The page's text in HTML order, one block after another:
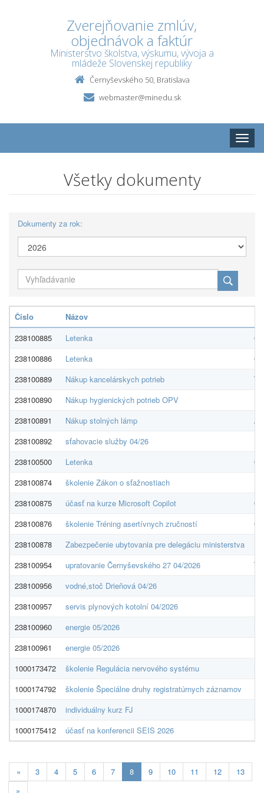
Zverejňovanie zmlúv,
objednávok a faktúr
Ministerstvo školstva, výskumu, vývoja a
mládeže Slovenskej republiky
Černyševského 50, Bratislava
webmaster@minedu.sk
Toggle
Všetky dokumenty
Dokumenty za rok:
Číslo Názov
238100885
Letenka
238100886
Letenka
238100889
Nákup kancelárskych potrieb
238100890
Nákup hygienických potrieb OPV
238100891
Nákup stolných lámp
238100892
sťahovacie služby 04/26
238100500
Letenka
238100874
školenie Zákon o sťažnostiach
238100875
účasť na kurze Microsoft Copilot
238100876
školenie Tréning asertívnych zručností
238100878
Zabezpečenie ubytovania pre delegáciu ministerstva
238100954
upratovanie Černyševského 27 04/2026
238100956
vodné,stoč Drieňová 04/26
238100957
servis plynových kotolní 04/2026
238100960
energie 05/2026
238100961
energie 05/2026
1000173472
školenie Regulácia nervového systému
1000174792
školenie Špeciálne druhy registratúrnych záznamov
1000174870
individuálny kurz FJ
1000175412
účasť na konferencii SEIS 2026
« 3 4 5 6 7 8Aktualna-
stranka
9 10 11 12
13
»